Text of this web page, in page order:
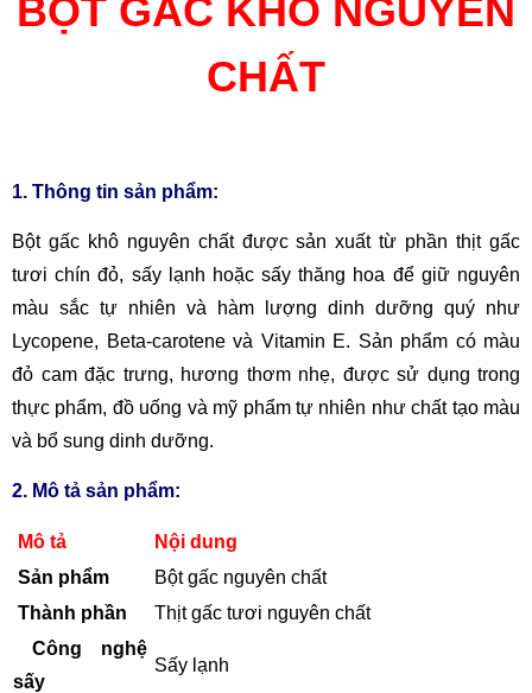
BỘT GẤC KHÔ NGUYÊN
CHẤT
1. Thông tin sản phẩm:
Bột gấc khô nguyên chất được sản xuất từ phần thịt gấc
tươi chín đỏ, sấy lạnh hoặc sấy thăng hoa để giữ nguyên
màu sắc tự nhiên và hàm lượng dinh dưỡng quý như
Lycopene, Beta-carotene và Vitamin E. Sản phẩm có màu
đỏ cam đặc trưng, hương thơm nhẹ, được sử dụng trong
thực phẩm, đồ uống và mỹ phẩm tự nhiên như chất tạo màu
và bổ sung dinh dưỡng.
2. Mô tả sản phẩm:
Mô tả
Nội dung
Sản phẩm
Bột gấc nguyên chất
Thành phần
Thịt gấc tươi nguyên chất
Công nghệ
sấy
Sấy lạnh